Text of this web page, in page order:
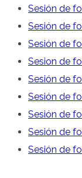
Instagram
Sesión de
Sesión de
Sesión de
Sesion de
Sesión de
Sesión de
Sesión de
Sesión de
Sesión de